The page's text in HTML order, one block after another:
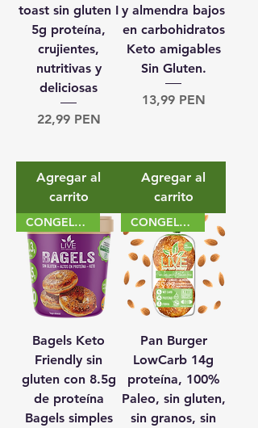
toast sin gluten I
5g proteína,
crujientes,
nutritivas y
deliciosas
Precio
22,99 PEN
Agregar al
carrito
y almendra bajos
en carbohidratos
Keto amigables
Sin Gluten.
Precio
13,99 PEN
Agregar al
carrito
CONGELADO
Bagels Keto
Friendly sin
gluten con 8.5g
de proteína
Bagels simples
CONGELADO
Pan Burger
LowCarb 14g
proteína, 100%
Paleo, sin gluten,
sin granos, sin